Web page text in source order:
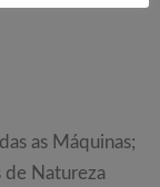
as Máquinas;
Natureza